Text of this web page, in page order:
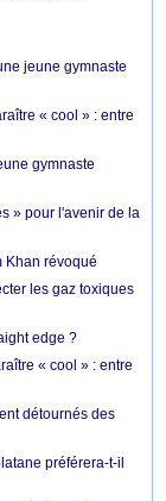
jeune gymnaste
« cool » : entre
gymnaste
» pour l'avenir de la
Khan révoqué
les gaz toxiques
edge ?
« cool » : entre
détournés des
préférera-t-il